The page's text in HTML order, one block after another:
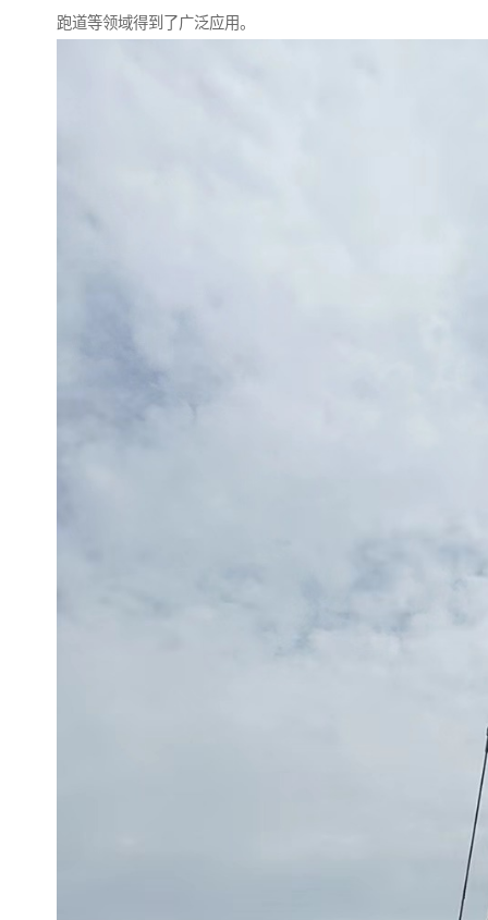
跑道等领域得到了广泛应用。